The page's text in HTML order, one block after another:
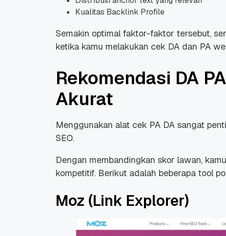
Kualitas Backlink Profile
Semakin optimal faktor-faktor tersebut,
ketika kamu melakukan cek DA dan PA
Rekomendasi DA
Akurat
Menggunakan alat cek PA DA sangat
SEO.
Dengan membandingkan skor lawan,
kompetitif. Berikut adalah beberapa tool
Moz (Link Explorer)